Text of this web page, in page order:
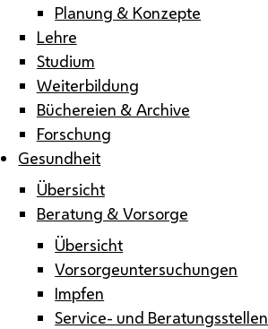
Planung & Konzepte
Lehre
Studium
Weiterbildung
Büchereien & Archive
Forschung
Gesundheit
Übersicht
Beratung & Vorsorge
Übersicht
Vorsorgeuntersuchungen
Impfen
Service- und Beratungsstellen